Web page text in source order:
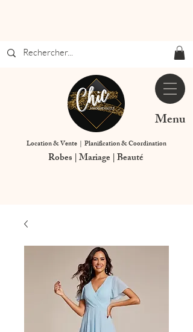
Menu
Location & Vente | Planification & Coordination
Robes | Mariage | Beauté